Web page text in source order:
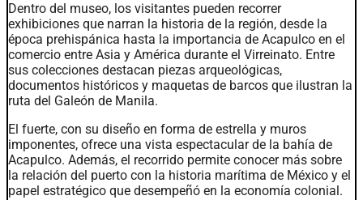
Dentro del museo, los visitantes pueden recorrer
exhibiciones que narran la historia de la región, desde la
época prehispánica hasta la importancia de Acapulco en el
comercio entre Asia y América durante el Virreinato. Entre
sus colecciones destacan piezas arqueológicas,
documentos históricos y maquetas de barcos que ilustran la
ruta del Galeón de Manila.
El fuerte, con su diseño en forma de estrella y muros
imponentes, ofrece una vista espectacular de la bahía de
Acapulco. Además, el recorrido permite conocer más sobre
la relación del puerto con la historia marítima de México y el
papel estratégico que desempeñó en la economía colonial.